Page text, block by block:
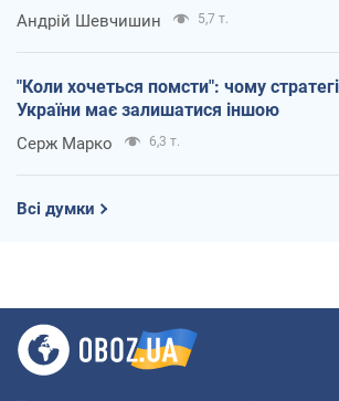
Андрій Шевчишин 5,7 т.
"Коли хочеться помсти": чому
України має залишатися іншою
Серж Марко 6,3 т.
Всі думки